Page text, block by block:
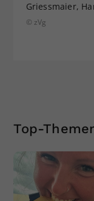
Griessmaier,
© zVg
Top-